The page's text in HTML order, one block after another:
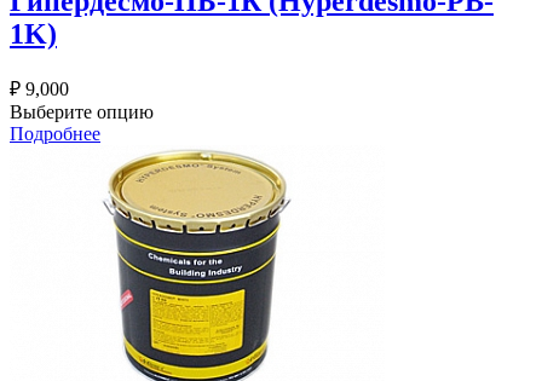
1K)
₽ 9,000
Выберите опцию
Подробнее